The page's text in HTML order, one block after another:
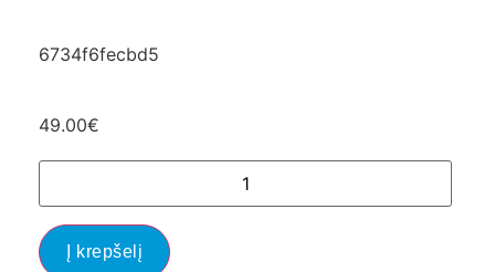
6734f6fecbd5
49.00€
Į krepšelį